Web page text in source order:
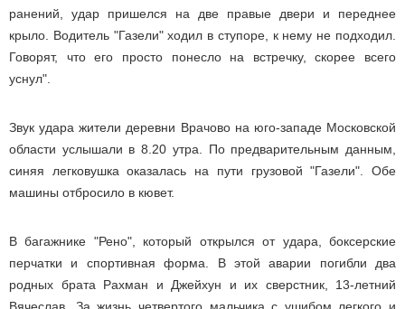
ранений, удар пришелся на две правые двери и переднее
крыло. Водитель "Газели" ходил в ступоре, к нему не подходил.
Говорят, что его просто понесло на встречку, скорее всего
уснул".
Звук удара жители деревни Врачово на юго-западе Московской
области услышали в 8.20 утра. По предварительным данным,
синяя легковушка оказалась на пути грузовой "Газели". Обе
машины отбросило в кювет.
В багажнике "Рено", который открылся от удара, боксерские
перчатки и спортивная форма. В этой аварии погибли два
родных брата Рахман и Джейхун и их сверстник, 13-летний